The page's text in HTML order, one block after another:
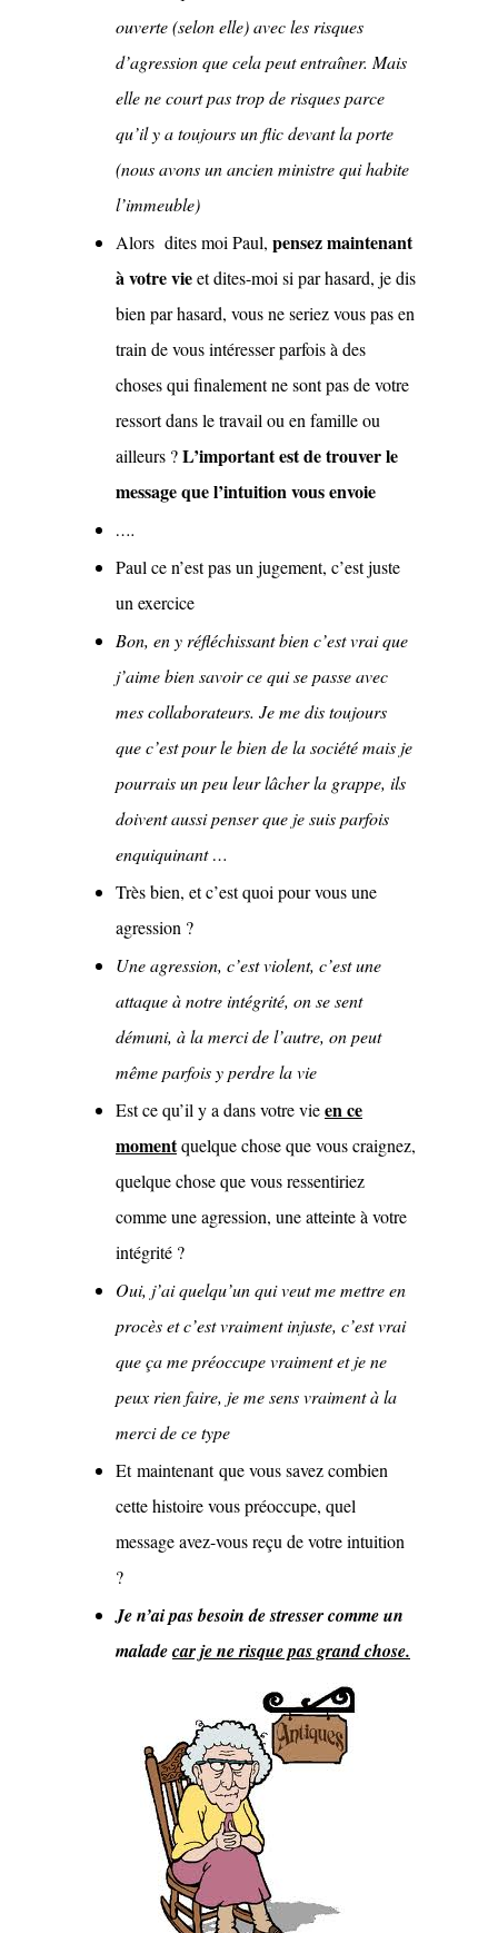
ouverte (selon elle) avecles risques
d’agression que cela peut entraîner. Mais
elle ne court pas trop de risques parce
qu’il y a toujours un flic devant la porte
(nous avons un ancien ministre qui habite
l’immeuble)
Alors dites moi Paul, pensez maintenant
à votre vieet dites-moi si par hasard, je dis
bien par hasard, vous ne seriez vous pas en
train de vous intéresser parfois à des
choses qui finalement ne sont pas de votre
ressort dans le travail ou en famille ou
ailleurs ?L’important est de trouver le
message que l’intuition vous envoie
….
Paul ce n’est pas un jugement, c’est juste
un exercice
Bon, en y réfléchissant bien c’est vrai que
j’aime bien savoir ce qui se passe avec
mes collaborateurs. Je me dis toujours
que c’est pour le bien de la société mais je
pourrais un peu leur lâcher la grappe, ils
doivent aussi penser que je suis parfois
enquiquinant …
Très bien, et c’est quoi pour vous une
agression ?
Une agression, c’est violent, c’est une
attaque à notre intégrité, on se sent
démuni, à la merci de l’autre, on peut
même parfois y perdre la vie
Est ce qu’il y a dans votre vieen ce
momentquelque chose que vous craignez,
quelque chose que vous ressentiriez
comme une agression, une atteinte à votre
intégrité ?
Oui, j’ai quelqu’un qui veut me mettre en
procès et c’est vraiment injuste, c’est vrai
que ça me préoccupe vraiment et je ne
peux rien faire, je me sens vraiment à la
merci de ce type
Et maintenant que vous savez combien
cette histoire vous préoccupe, quel
message avez-vous reçu de votre intuition
?
Je n’ai pas besoin de stresser comme un
maladecar je ne risque pas grand chose.